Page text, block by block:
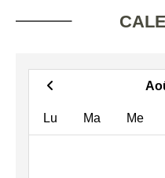
Lu Ma Me